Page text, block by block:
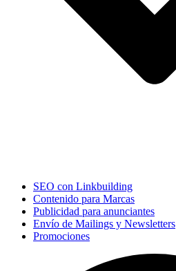
SEO con Linkbuilding
Contenido para Marcas
Publicidad para anunciantes
Envío de Mailings y Newsletters
Promociones